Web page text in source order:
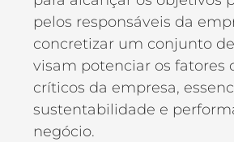
pelos responsáveis da
concretizar um conjunto
visam potenciar os fatores
críticos da empresa,
sustentabilidade e
negócio.